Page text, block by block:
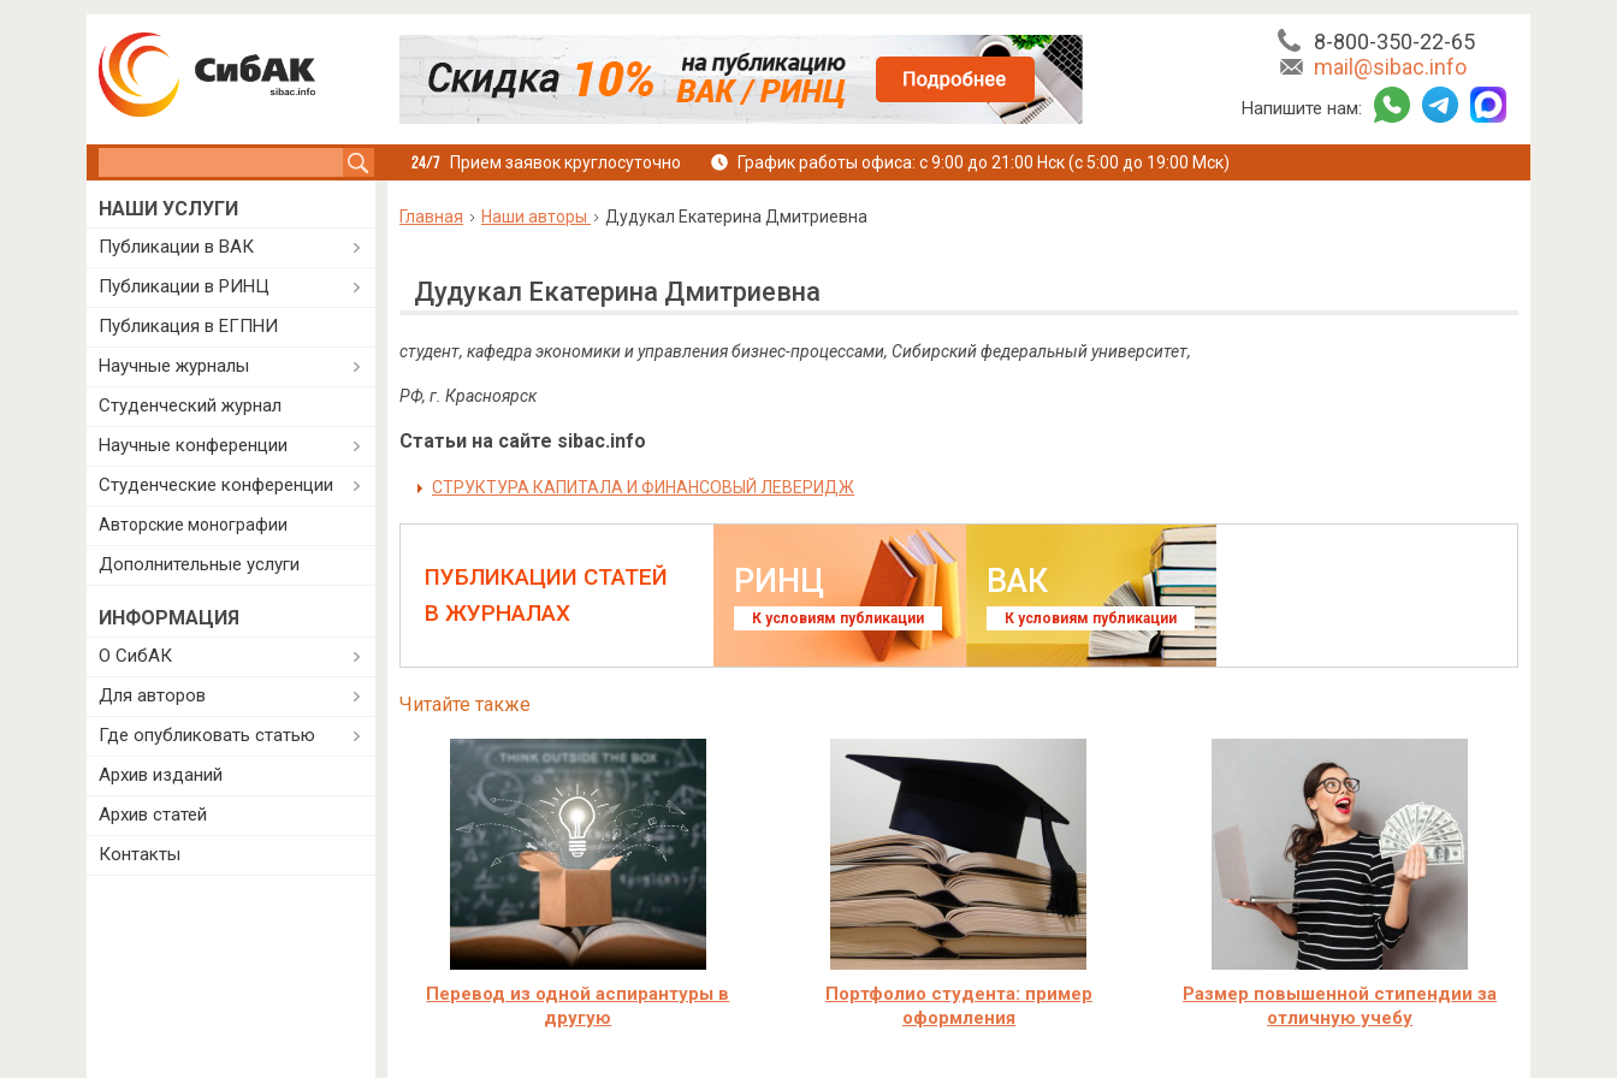
8-800-350-22-65
mail@sibac.info
Напишите нам:
Прием заявок круглосуточно График работы офиса: с 9:00 до 21:00 Нск (с 5:00 до 19:00 Мск)
Главная Наши авторы Дудукал Екатерина Дмитриевна
Дудукал Екатерина Дмитриевна
студент, кафедра экономики и управления бизнес-процессами, Сибирский федеральный университет,
РФ, г. Красноярск
Статьи на сайте sibac.info
СТРУКТУРА КАПИТАЛА И ФИНАНСОВЫЙ ЛЕВЕРИДЖ
ПУБЛИКАЦИИ СТАТЕЙ
В ЖУРНАЛАХ
РИНЦ
К условиям публикации
ВАК
К условиям публикации
Читайте также
Перевод из одной аспирантуры в
другую
Портфолио студента: пример
оформления
Размер повышенной стипендии за
отличную учебу
НАШИ УСЛУГИ
Публикации в ВАК
Публикации в РИНЦ
Публикация в ЕГПНИ
Научные журналы
Студенческий журнал
Научные конференции
Студенческие конференции
Авторские монографии
Дополнительные услуги
ИНФОРМАЦИЯ
О СибАК
Для авторов
Где опубликовать статью
Архив изданий
Архив статей
Контакты